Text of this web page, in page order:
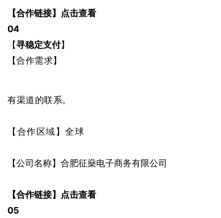
【合作链接】 点击查看
04
【寻稳定支付】
【合作需求】
有渠道的联系。
【合作区域】全球
【公司名称】合肥征燊电子商务有限公司
【合作链接】 点击查看
05